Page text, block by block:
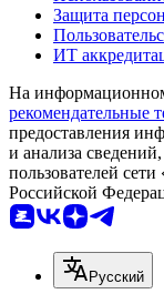
Защита
ИТ
На
рекомендательные
предоставления
и анализа
пользователей
Российской
Русский